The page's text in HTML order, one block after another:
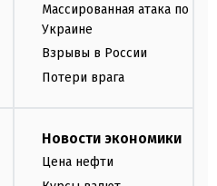
Массированная атака по
Украине
Взрывы в России
Потери врага
Новости экономики
Цена нефти